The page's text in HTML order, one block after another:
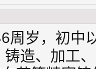
周岁，初中
造、加工